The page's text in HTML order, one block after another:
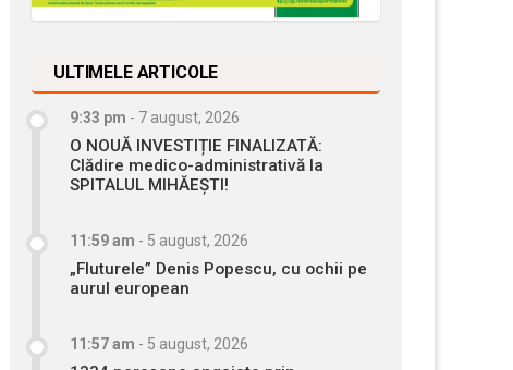
ULTIMELE ARTICOLE
9:33 pm - 7 august, 2026
O NOUĂ INVESTIȚIE FINALIZATĂ:
Clădire medico-administrativă la
SPITALUL MIHĂEȘTI!
11:59 am - 5 august, 2026
„Fluturele” Denis Popescu, cu ochii pe
aurul european
11:57 am - 5 august, 2026